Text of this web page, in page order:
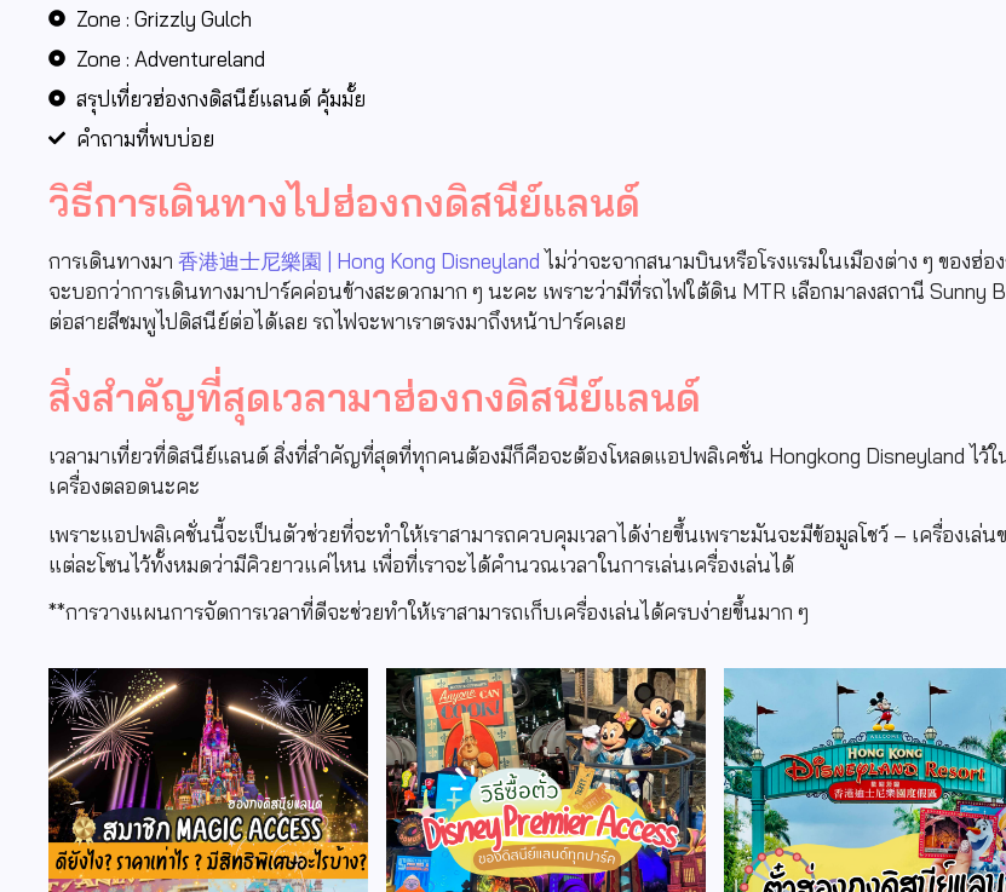
Zone : Grizzly Gulch
Zone : Adventureland
สรุปเที่ยวฮ่องกงดิสนีย์แลนด์ คุ้มมั้ย
คำถามที่พบบ่อย
วิธีการเดินทางไปฮ่องกงดิสนีย์แลนด์
การเดินทางมา 香港迪士尼樂園 | Hong Kong Disneyland ไม่ว่าจะจากสนามบินหรือโรงแรมในเมืองต่าง ๆ ของฮ่อ
จะบอกว่าการเดินทางมาปาร์คค่อนข้างสะดวกมาก ๆ นะคะ เพราะว่ามีที่รถไฟใต้ดิน MTR เลือกมาลงสถานี Sunny
ต่อสายสีชมพูไปดิสนีย์ต่อได้เลย รถไฟจะพาเราตรงมาถึงหน้าปาร์คเลย
สิ่งสำคัญที่สุดเวลามาฮ่องกงดิสนีย์แลนด์
เวลามาเที่ยวที่ดิสนีย์แลนด์ สิ่งที่สำคัญที่สุดที่ทุกคนต้องมีก็คือจะต้องโหลดแอปพลิเคชั่น Hongkong Disneyland ไว้ใ
เครื่องตลอดนะคะ
เพราะแอปพลิเคชั่นนี้จะเป็นตัวช่วยที่จะทำให้เราสามารถควบคุมเวลาได้ง่ายขึ้นเพราะมันจะมีข้อมูลโชว์ – เครื่องเล่น
แต่ละโซนไว้ทั้งหมดว่ามีคิวยาวแค่ไหน เพื่อที่เราจะได้คำนวณเวลาในการเล่นเครื่องเล่นได้
**การวางแผนการจัดการเวลาที่ดีจะช่วยทำให้เราสามารถเก็บเครื่องเล่นได้ครบง่ายขึ้นมาก ๆ